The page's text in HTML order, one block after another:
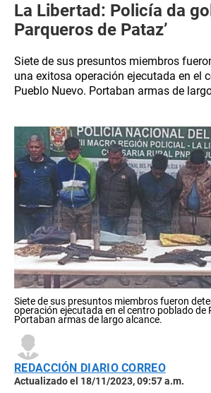
La Libertad: Policía da
Parqueros de Pataz’
Siete de sus presuntos miembros
una exitosa operación ejecutada en el
Pueblo Nuevo. Portaban armas de
Siete de sus presuntos miembros fueron
operación ejecutada en el centro poblado de
Portaban armas de largo alcance.
REDACCIÓN DIARIO CORREO
Actualizado el 18/11/2023, 09:57 a.m.